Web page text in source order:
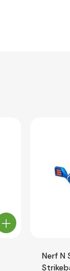
Nerf N